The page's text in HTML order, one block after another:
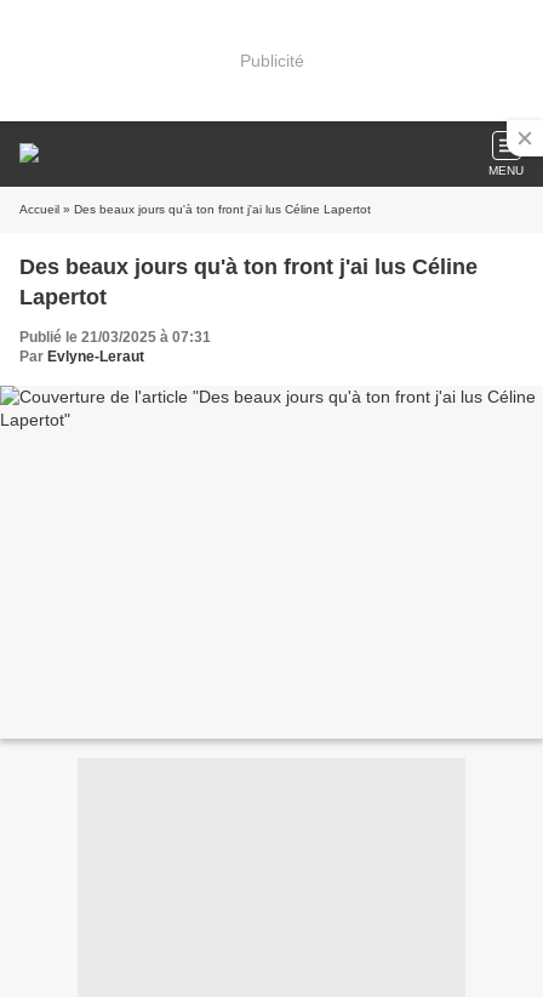
Publicité
MENU
Accueil » Des beaux jours qu'à ton front j'ai lus Céline Lapertot
Des beaux jours qu'à ton front j'ai lus Céline
Lapertot
Publié le 21/03/2025 à 07:31
Par Evlyne-Leraut